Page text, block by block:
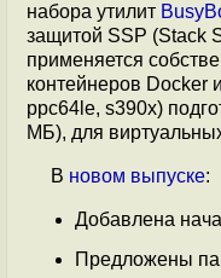
набора утилит
защитой SSP (Stack
применяется
контейнеров Docker
ppc64le, s390x)
МБ), для
В новом выпуске:
Добавлена
Предложены